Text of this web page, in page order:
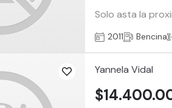
Solo asta la
2011 Bencina
Yannela Vidal